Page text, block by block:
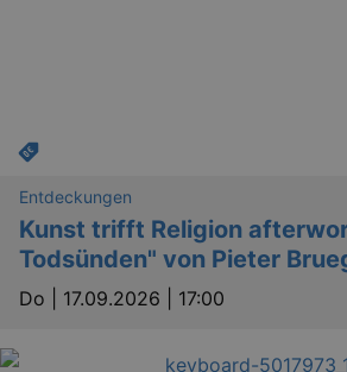
Entdeckungen
Kunst trifft Religion
Todsünden" von Pieter
Do | 17.09.2026 | 17:00